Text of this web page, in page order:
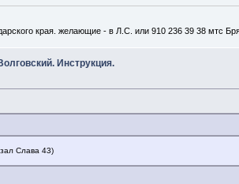
края. желающие - в Л.С. или 910 236 39 38 мтс
Инструкция.
Слава 43)